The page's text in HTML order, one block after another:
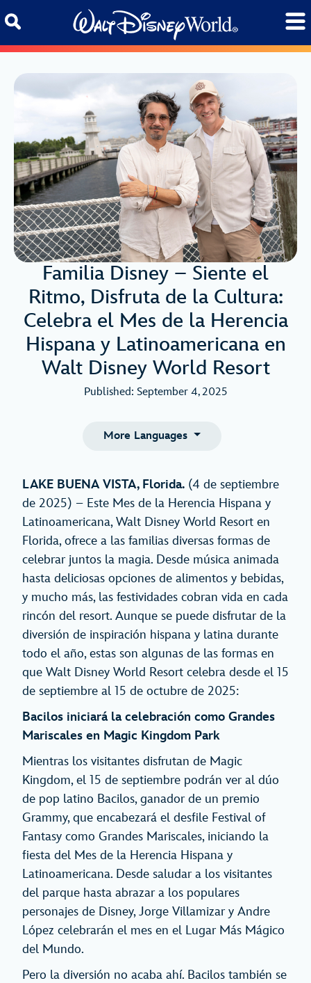
Familia Disney – Siente el
Ritmo, Disfruta de la Cultura:
Celebra el Mes de la Herencia
Hispana y Latinoamericana en
Walt Disney World Resort
Published: September 4, 2025
More Languages
LAKE BUENA VISTA, Florida. (4 de septiembre
de 2025) – Este Mes de la Herencia Hispana y
Latinoamericana, Walt Disney World Resort en
Florida, ofrece a las familias diversas formas de
celebrar juntos la magia. Desde música animada
hasta deliciosas opciones de alimentos y bebidas,
y mucho más, las festividades cobran vida en cada
rincón del resort. Aunque se puede disfrutar de la
diversión de inspiración hispana y latina durante
todo el año, estas son algunas de las formas en
que Walt Disney World Resort celebra desde el 15
de septiembre al 15 de octubre de 2025:
Bacilos iniciará la celebración como Grandes
Mariscales en Magic Kingdom Park
Mientras los visitantes disfrutan de Magic
Kingdom, el 15 de septiembre podrán ver al dúo
de pop latino Bacilos, ganador de un premio
Grammy, que encabezará el desfile Festival of
Fantasy como Grandes Mariscales, iniciando la
fiesta del Mes de la Herencia Hispana y
Latinoamericana. Desde saludar a los visitantes
del parque hasta abrazar a los populares
personajes de Disney, Jorge Villamizar y Andre
López celebrarán el mes en el Lugar Más Mágico
del Mundo.
Pero la diversión no acaba ahí. Bacilos también se